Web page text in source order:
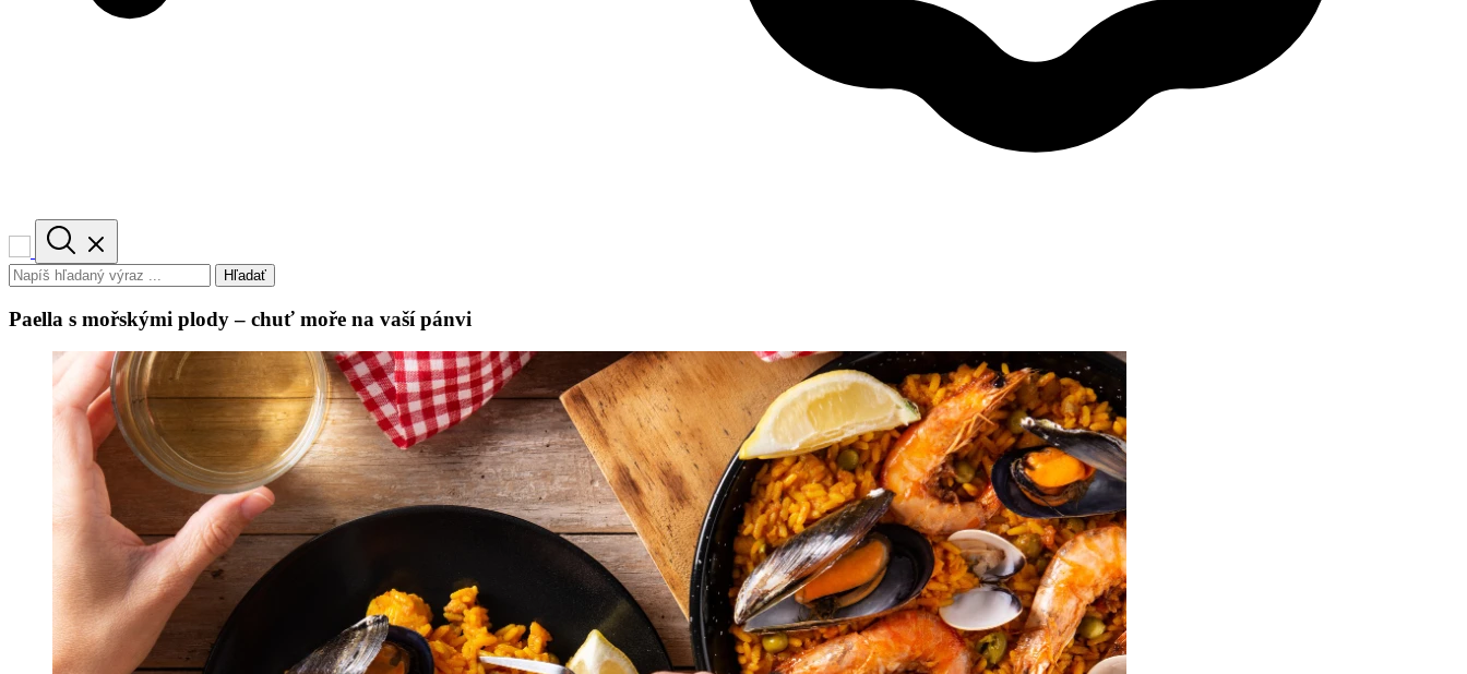
Hľadať
Paella s mořskými plody – chuť moře na vaší pánvi